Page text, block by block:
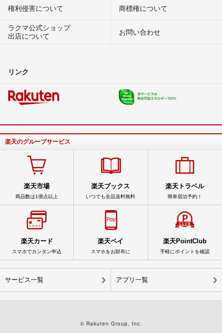
権利侵害について
商標権について
ラクマ公式ショップ
出店について
お問い合わせ
リンク
楽天のグループサービス
楽天市場
商品数は1億点以上
楽天ブックス
いつでも全品送料無料
楽天トラベル
簡単宿泊予約！
楽天カード
スマホでカンタン申込
楽天ペイ
スマホをお財布に
楽天PointClub
手軽にポイントを確認
サービス一覧 アプリ一覧
© Rakuten Group, Inc.